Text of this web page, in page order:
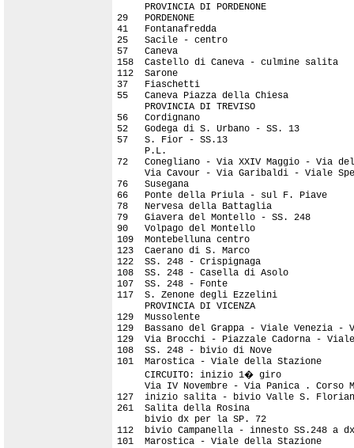
     PROVINCIA DI PORDENONE
29   PORDENONE
41   Fontanafredda
25   Sacile - centro
57   Caneva
158  Castello di Caneva - culmine
112  Sarone
37   Fiaschetti
55   Caneva Piazza della Chiesa
     PROVINCIA DI TREVISO
56   Cordignano
52   Godega di S. Urbano - SS. 13
57   S. Fior - SS.13
P.L.
72   Conegliano - Via XXIV Maggio - Via
Via Cavour - Via Garibaldi - Viale
76   Susegana
66   Ponte della Priula - sul F. Piave
78   Nervesa della Battaglia
79   Giavera del Montello - SS. 248
90   Volpago del Montello
109  Montebelluna centro
123  Caerano di S. Marco
122  SS. 248 - Crispignaga
108  SS. 248 - Casella di Asolo
107  SS. 248 - Fonte
117  S. Zenone degli Ezzelini
     PROVINCIA DI VICENZA
129  Mussolente
129  Bassano del Grappa - Viale Venezia
129  Via Brocchi - Piazzale Cadorna -
108  SS. 248 - bivio di Nove
101  Marostica - Viale della Stazione
     CIRCUITO: inizio 1� giro
Via IV Novembre - Via Panica . Corso
127  inizio salita - bivio Valle S.
261  Salita della Rosina
     bivio dx per la SP. 72
112  bivio Campanella - innesto SS.248
101  Marostica - Viale della Stazione